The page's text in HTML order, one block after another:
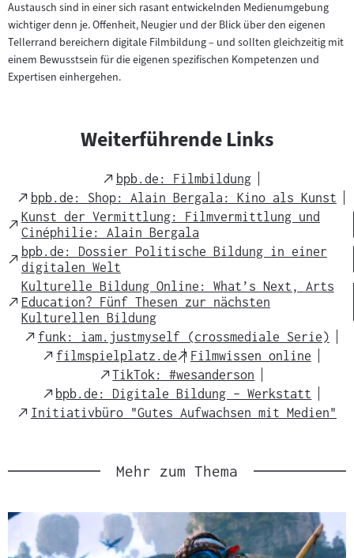
Austausch sind in einer sich rasant entwickelnden Medienumgebung
wichtiger denn je. Offenheit, Neugier und der Blick über den eigenen
Tellerrand bereichern digitale Filmbildung – und sollten gleichzeitig mit
einem Bewusstsein für die eigenen spezifischen Kompetenzen und
Expertisen einhergehen.
Weiterführende Links
External
Link
bpb.de: Filmbildung
External
Link
bpb.de: Shop: Alain Bergala: Kino als Kunst
External
Link
Kunst der Vermittlung: Filmvermittlung und
Cinéphilie: Alain Bergala
External
Link
bpb.de: Dossier Politische Bildung in einer
digitalen Welt
External
Link
Kulturelle Bildung Online: What’s Next, Arts
Education? Fünf Thesen zur nächsten
Kulturellen Bildung
External
Link
funk: iam.justmyself (crossmediale Serie)
External
filmspielplatz.de
External
Link
Filmwissen online
External
Link
TikTok: #wesanderson
External
Link
bpb.de: Digitale Bildung – Werkstatt
External
Initiativbüro "Gutes Aufwachsen mit Medien"
Mehr zum Thema
Slider
überspringen
und